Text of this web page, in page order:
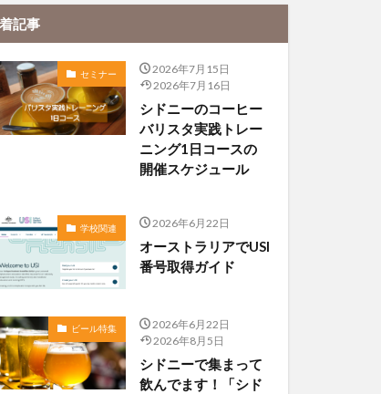
記事
セミナー
2026年7月15日
2026年7月16日
シドニーのコーヒー
バリスタ実践トレー
ニング1日コースの
開催スケジュール
学校関連 2026年6月22日
オーストラリアでUSI
番号取得ガイド
ビール特集
2026年6月22日
2026年8月5日
シドニーで集まって
飲んでます！「シド